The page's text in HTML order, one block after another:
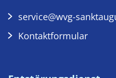
service@wvg-
Kontaktformular